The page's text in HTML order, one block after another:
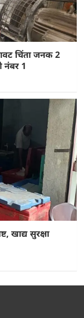
चिंता जनक 2
1
खाद्य सुरक्षा